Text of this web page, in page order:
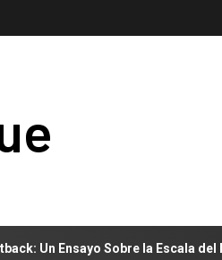
Sobre la Escala del Mundo